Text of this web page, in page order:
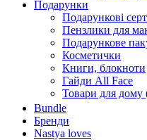
Подарунки
Подарункові
Пензлики для
Подарункове
Косметички
Книги, блокноти
Гайди All Face
Товари для дому
Bundle
Бренди
Nastya loves